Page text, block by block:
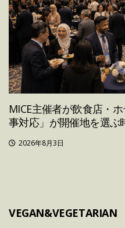
MICE主催者が飲食店・
事対応」が開催地を選ぶ
2026年8月3日
VEGAN&VEGETARIAN